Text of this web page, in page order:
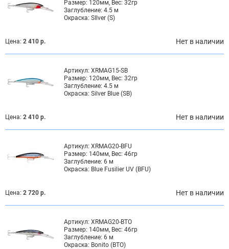
Размер: 120мм, Вес: 32гр
Заглубление: 4.5 м
Окраска: SIlver (S)
Цена: 2 410 р. Нет в наличии
Артикул: XRMAG15-SB
Размер: 120мм, Вес: 32гр
Заглубление: 4.5 м
Окраска: Silver Blue (SB)
Цена: 2 410 р. Нет в наличии
Артикул: XRMAG20-BFU
Размер: 140мм, Вес: 46гр
Заглубление: 6 м
Окраска: Blue Fusilier UV (BFU)
Цена: 2 720 р. Нет в наличии
Артикул: XRMAG20-BTO
Размер: 140мм, Вес: 46гр
Заглубление: 6 м
Окраска: Bonito (BTO)